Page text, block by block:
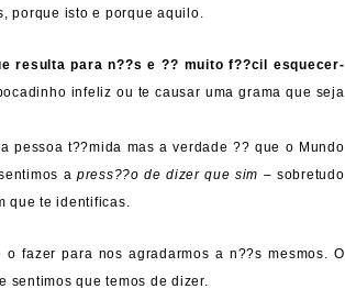
porque isto e porque aquilo.
resulta para n??s e ?? muito f??cil esquecer-
infeliz ou te causar uma grama que seja
pessoa t??mida mas a verdade ?? que o Mundo
a press??o de dizer que sim – sobretudo
que te identificas.
o fazer para nos agradarmos a n??s mesmos. O
sentimos que temos de dizer.